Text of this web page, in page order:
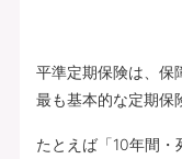
平準定期保険は、保
最も基本的な定期保
たとえば「10年間